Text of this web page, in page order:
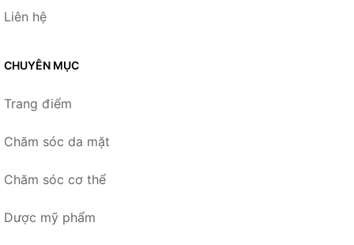
Liên hệ
CHUYÊN MỤC
Trang điểm
Chăm sóc da mặt
Chăm sóc cơ thể
Dược mỹ phẩm